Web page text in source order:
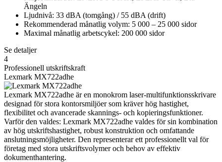
Ängeln
Ljudnivå: 33 dBA (tomgång) / 55 dBA (drift)
Rekommenderad månatlig volym: 5 000 – 25 000 sidor
Maximal månatlig arbetscykel: 200 000 sidor
Se detaljer
4
Professionell utskriftskraft
Lexmark MX722adhe
Lexmark MX722adhe är en monokrom laser-multifunktionsskrivare
designad för stora kontorsmiljöer som kräver hög hastighet,
flexibilitet och avancerade skannings- och kopieringsfunktioner.
Varför den valdes: Lexmark MX722adhe valdes för sin kombination
av hög utskriftshastighet, robust konstruktion och omfattande
anslutningsmöjligheter. Den representerar ett professionellt val för
företag med stora utskriftsvolymer och behov av effektiv
dokumenthantering.